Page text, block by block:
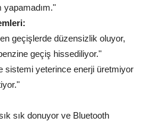
yapamadım."
geçişlerde düzensizlik oluyor,
geçiş hissediliyor."
sistemi yeterince enerji üretmiyor
sık donuyor ve Bluetooth